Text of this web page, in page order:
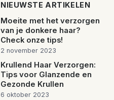
NIEUWSTE ARTIKELEN
Moeite met het verzorgen
van je donkere haar?
Check onze tips!
2 november 2023
Krullend Haar Verzorgen:
Tips voor Glanzende en
Gezonde Krullen
6 oktober 2023